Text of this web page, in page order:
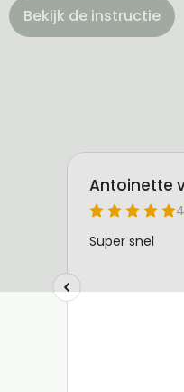
Bekijk de instructie